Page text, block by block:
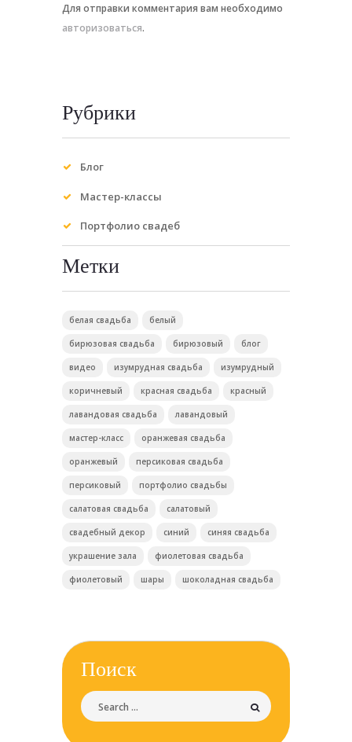
Для отправки комментария вам необходимо
авторизоваться.
Рубрики
Блог
Мастер-классы
Портфолио свадеб
Метки
белая свадьба белый
бирюзовая свадьба бирюзовый блог
видео изумрудная свадьба изумрудный
коричневый красная свадьба красный
лавандовая свадьба лавандовый
мастер-класс оранжевая свадьба
оранжевый персиковая свадьба
персиковый портфолио свадьбы
салатовая свадьба салатовый
свадебный декор синий синяя свадьба
украшение зала фиолетовая свадьба
фиолетовый шары шоколадная свадьба
Поиск